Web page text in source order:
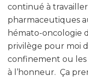
continué à
pharmaceutiques
hémato-oncologie
privilège pour moi
confinement ou
à l’honneur. Ça